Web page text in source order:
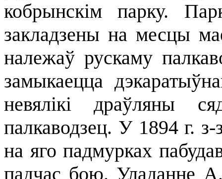
кобрынскім парку.
закладзены на месцы
належаў рускаму
замыкаецца
невялікі драўляны
палкаводзец. У 1894 г.
на яго падмурках
падчас бою. Уладанне